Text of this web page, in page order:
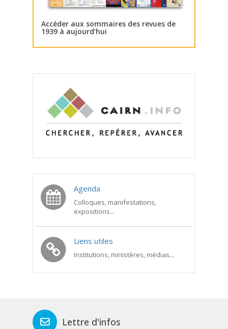
Accéder aux sommaires des revues de
1939 à aujourd’hui
Agenda
Colloques, manifestations,
expositions...
Liens utiles
Institutions, ministères, médias...
Lettre d'infos